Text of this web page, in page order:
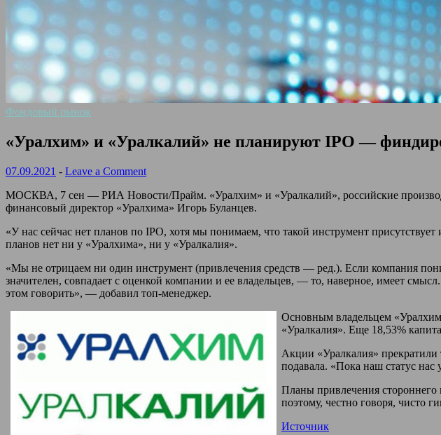
Фондовый рынок
«Уралхим» и «Уралкалий» не планируют IPO —
07.09.2021 - Leave a Comment
МОСКВА, 7 сен — РИА Новости/Прайм. «Уралхим» и «Уралкалий», российские
финансовый директор «Уралхима» Игорь Буланцев.
«У нас сейчас нет планов по IPO, хотя мы понимаем, что такой инструмент
планов нет ни у «Уралхима», ни у «Уралкалия».
«Мы не отрицаем ни один инструмент (привлечения средств — ред.). Если компания
значителен, совпадает с оценкой компании и ее владельцев, — то, наверное, имеет
этом говорить», — добавил топ-менеджер.
Основным владельцем
«Уралкалия». Еще 18,53%
Акции «Уралкалия» прекратили
подавала. «Пока наш статус нас
Планы привлечения стороннего
поэтому, честно говоря, чисто
Источник